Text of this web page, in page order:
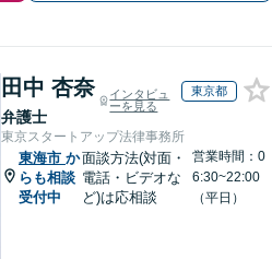
田中 杏奈
弁護士
インタビュ
ーを見る
東京都
東京スタートアップ法律事務所
東海市 か
らも相談
受付中
面談方法(対面・
電話・ビデオな
ど)は応相談
営業時間：0
6:30~22:00
（平日）